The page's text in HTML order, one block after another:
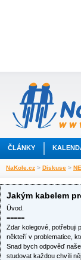
ČLÁNKY
NaKole.cz > Diskuse >
Jakým kabelem
Úvod.
=====
Zdar kolegové, potřebuji
někteří v problematice,
Snad bych odpověď
studovat každou chvíli